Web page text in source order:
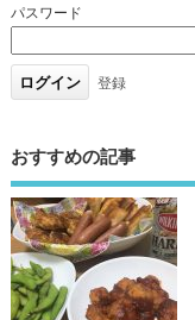
パスワード
登録
おすすめの記事